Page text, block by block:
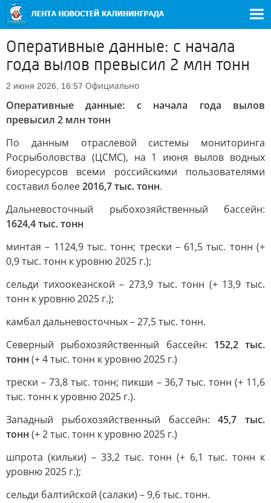
Оперативные данные: с начала
года вылов превысил 2 млн тонн
2 июня 2026, 16:57 Официально
Оперативные данные: с начала года вылов
превысил 2 млн тонн
По данным отраслевой системы мониторинга
Росрыболовства (ЦСМС), на 1 июня вылов водных
биоресурсов всеми российскими пользователями
составил более2016,7 тыс. тонн.
Дальневосточный рыбохозяйственный бассейн:
1624,4 тыс. тонн
минтая – 1124,9 тыс. тонн; трески – 61,5 тыс. тонн (+
0,9 тыс. тонн к уровню 2025 г.);
сельди тихоокеанской – 273,9 тыс. тонн (+ 13,9 тыс.
тонн к уровню 2025 г.);
камбал дальневосточных – 27,5 тыс. тонн.
Северный рыбохозяйственный бассейн: 152,2 тыс.
тонн (+ 4 тыс. тонн к уровню 2025 г.)
трески – 73,8 тыс. тонн; пикши – 36,7 тыс. тонн (+ 11,6
тыс. тонн к уровню 2025 г.).
Западный рыбохозяйственный бассейн:45,7 тыс.
тонн (+ 2 тыс. тонн к уровню 2025 г.)
шпрота (кильки) – 33,2 тыс. тонн (+ 6,1 тыс. тонн к
уровню 2025 г.);
сельди балтийской (салаки) – 9,6 тыс. тонн.